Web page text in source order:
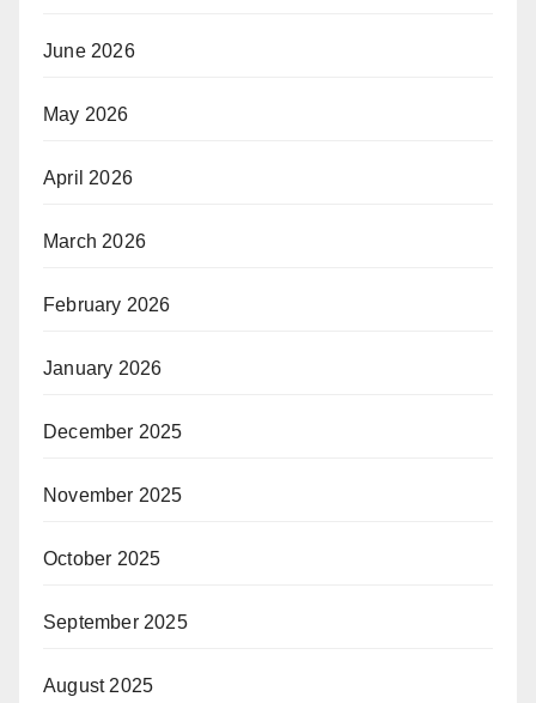
June 2026
May 2026
April 2026
March 2026
February 2026
January 2026
December 2025
November 2025
October 2025
September 2025
August 2025